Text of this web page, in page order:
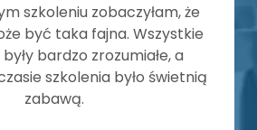
szkoleniu zobaczyłam, że
być taka fajna. Wszystkie
bardzo zrozumiałe, a
szkolenia było świetnią
zabawą.